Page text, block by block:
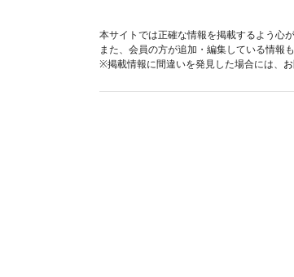
本サイトでは正確な情報を掲載するよう心
また、会員の方が追加・編集している情報
※掲載情報に間違いを発見した場合には、